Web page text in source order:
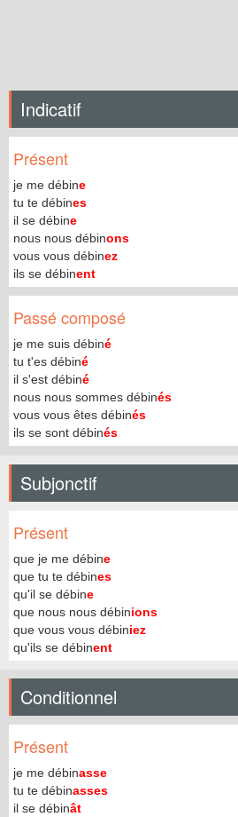
Indicatif
Présent
je me débine
tu te débines
il se débine
nous nous débinons
vous vous débinez
ils se débinent
Passé composé
je me suis débiné
tu t'es débiné
il s'est débiné
nous nous sommes débinés
vous vous êtes débinés
ils se sont débinés
Subjonctif
Présent
que je me débine
que tu te débines
qu'il se débine
que nous nous débinions
que vous vous débiniez
qu'ils se débinent
Conditionnel
Présent
je me débinasse
tu te débinasses
il se débinât